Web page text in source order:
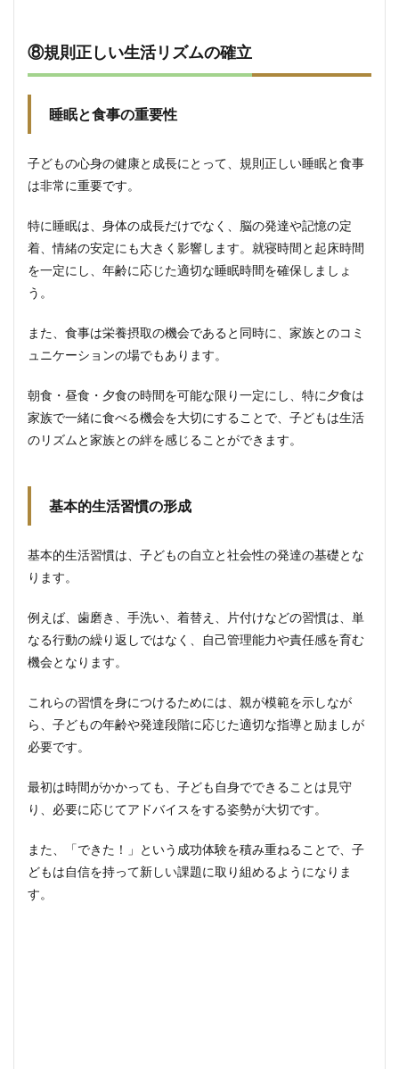
⑧規則正しい生活リズムの確立
睡眠と食事の重要性
子どもの心身の健康と成長にとって、規則正しい睡眠と食事
は非常に重要です。
特に睡眠は、身体の成長だけでなく、脳の発達や記憶の定
着、情緒の安定にも大きく影響します。就寝時間と起床時間
を一定にし、年齢に応じた適切な睡眠時間を確保しましょ
う。
また、食事は栄養摂取の機会であると同時に、家族とのコミ
ュニケーションの場でもあります。
朝食・昼食・夕食の時間を可能な限り一定にし、特に夕食は
家族で一緒に食べる機会を大切にすることで、子どもは生活
のリズムと家族との絆を感じることができます。
基本的生活習慣の形成
基本的生活習慣は、子どもの自立と社会性の発達の基礎とな
ります。
例えば、歯磨き、手洗い、着替え、片付けなどの習慣は、単
なる行動の繰り返しではなく、自己管理能力や責任感を育む
機会となります。
これらの習慣を身につけるためには、親が模範を示しなが
ら、子どもの年齢や発達段階に応じた適切な指導と励ましが
必要です。
最初は時間がかかっても、子ども自身でできることは見守
り、必要に応じてアドバイスをする姿勢が大切です。
また、「できた！」という成功体験を積み重ねることで、子
どもは自信を持って新しい課題に取り組めるようになりま
す。